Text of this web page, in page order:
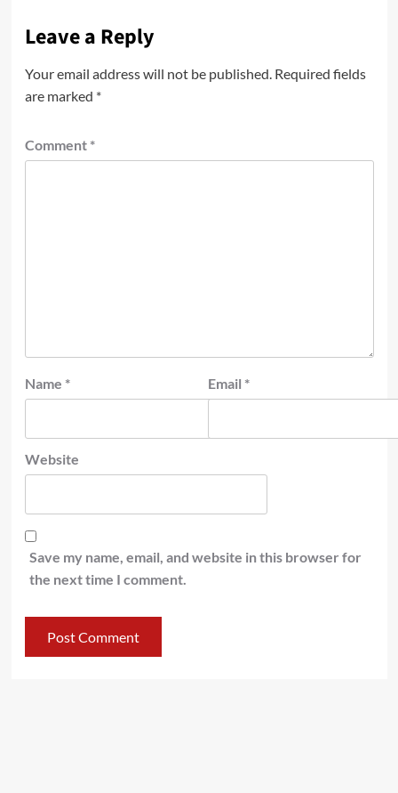
Leave a Reply
Your email address will not be published. Required fields
are marked *
Comment *
Name * Email *
Website
Save my name, email, and website in this browser for
the next time I comment.